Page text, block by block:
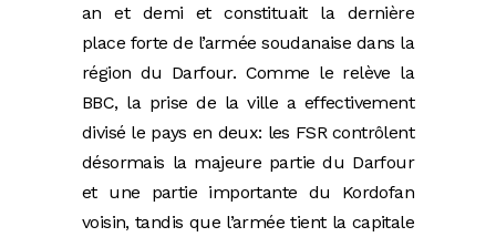
an et demi et constituait la dernière
place forte de l’armée soudanaise dans la
région du Darfour. Comme le relève la
BBC, la prise de la ville a effectivement
divisé le pays en deux: les FSR contrôlent
désormais la majeure partie du Darfour
et une partie importante du Kordofan
voisin, tandis que l’armée tient la capitale